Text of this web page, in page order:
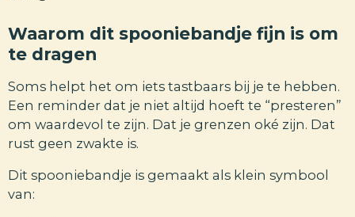
Waarom dit spooniebandje fijn is om
te dragen
Soms helpt het om iets tastbaars bij je te hebben.
Een reminder dat je niet altijd hoeft te “presteren”
om waardevol te zijn. Dat je grenzen oké zijn. Dat
rust geen zwakte is.
Dit spooniebandje is gemaakt als klein symbool
van: